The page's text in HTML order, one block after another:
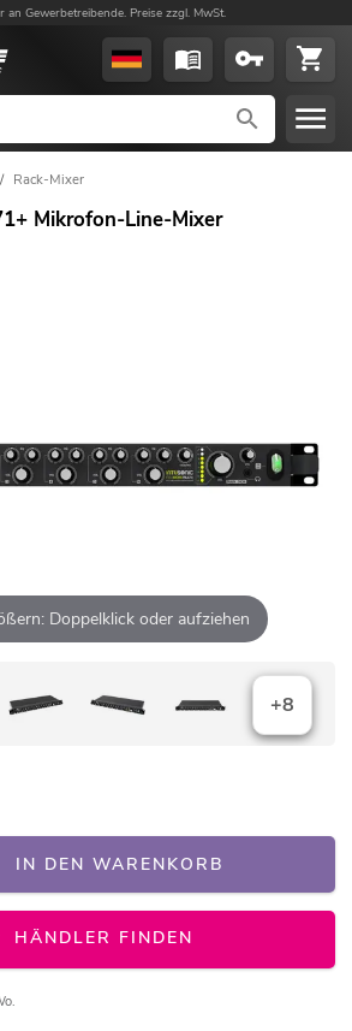
an Gewerbetreibende. Preise zzgl. MwSt.
/ Rack-Mixer
Mikrofon-Line-Mixer
Doppelklick oder aufziehen
+8
IN DEN WARENKORB
HÄNDLER FINDEN